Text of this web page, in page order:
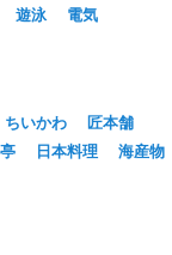
遊泳
電気
ちいかわ
匠本舗
日本料理
海産物